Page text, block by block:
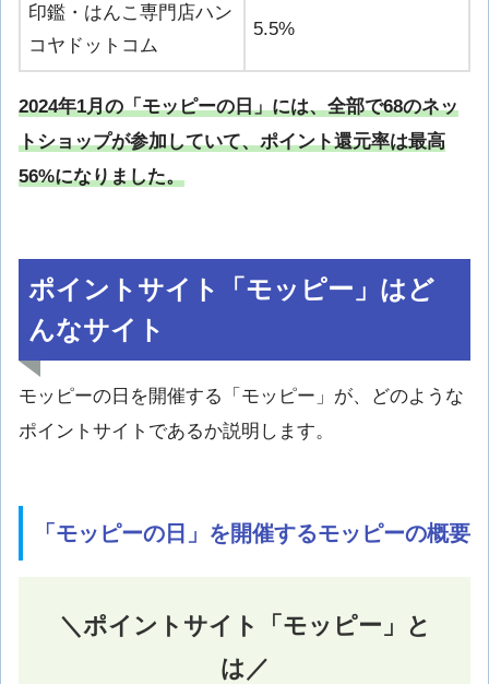
印鑑・はんこ専門店ハン
コヤドットコム
5.5%
2024年1月の「モッピーの日」には、全部で68のネッ
トショップが参加していて、ポイント還元率は最高
56%になりました。
ポイントサイト「モッピー」はど
んなサイト
モッピーの日を開催する「モッピー」が、どのような
ポイントサイトであるか説明します。
「モッピーの日」を開催するモッピーの概要
＼ポイントサイト「モッピー」と
は／